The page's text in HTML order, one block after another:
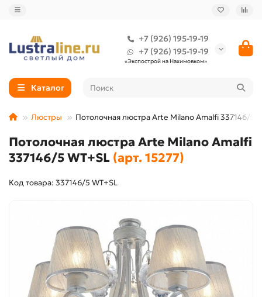
+7 (926) 195-19-19
+7 (926) 195-19-19
«Экспострой на Нахимовком»
Каталог
Люстры Потолочная люстра Arte Milano Amalfi 337146/5
Потолочная люстра Arte Milano Amalfi
337146/5 WT+SL (арт. 15277)
Код товара: 337146/5 WT+SL